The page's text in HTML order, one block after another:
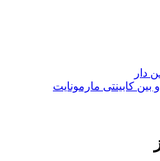
دار
کابینتی مارمونایت